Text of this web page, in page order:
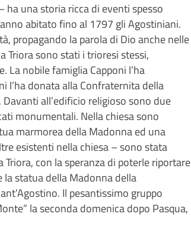
una storia ricca di eventi spesso
abitato fino al 1797 gli Agostiniani.
propagando la parola di Dio anche nelle
Triora sono stati i trioresi stessi,
nobile famiglia Capponi l’ha
l’ha donata alla Confraternita della
all’edificio religioso sono due
monumentali. Nella chiesa sono
marmorea della Madonna ed una
esistenti nella chiesa – sono stata
con la speranza di poterle riportare
la statua della Madonna della
Il pesantissimo gruppo
la seconda domenica dopo Pasqua,